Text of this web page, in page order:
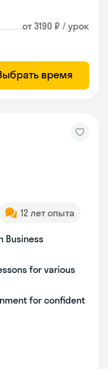
от 3190 ₽ / урок
время
12 лет опыта
Business
for various
for confident